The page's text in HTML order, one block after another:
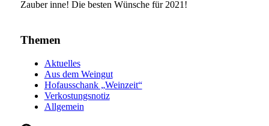
Zauber inne! Die besten Wünsche für 2021!
Themen
Aktuelles
Aus dem Weingut
Hofausschank „Weinzeit“
Verkostungsnotiz
Allgemein